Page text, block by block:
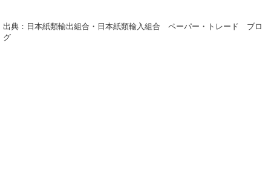
出典：日本紙類輸出組合・日本紙類輸入組合 ペーパー・トレード ブロ
グ